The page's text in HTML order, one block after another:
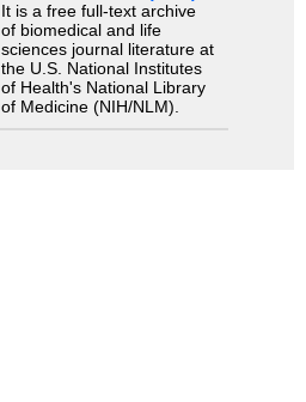
It is a free full-text archive
of biomedical and life
sciences journal literature at
the U.S. National Institutes
of Health's National Library
of Medicine (NIH/NLM).